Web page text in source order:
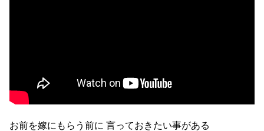
お前を嫁にもらう前に 言っておきたい事がある